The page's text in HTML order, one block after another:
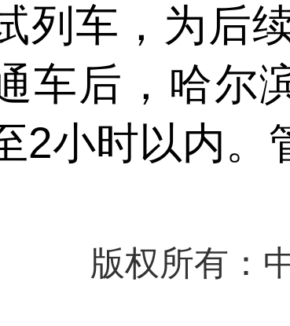
列车，为后
车后，哈尔
2小时以内。
版权所有：